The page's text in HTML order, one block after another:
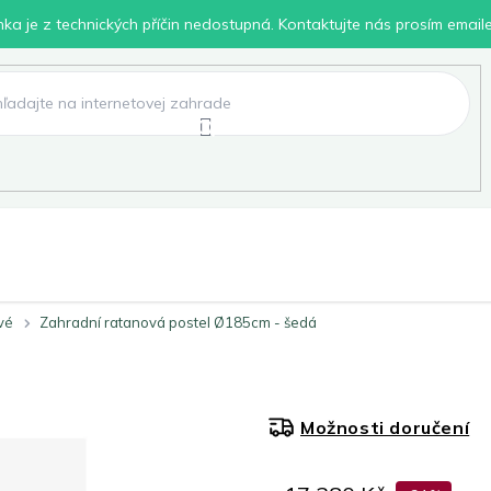
je z technických příčin nedostupná. Kontaktujte nás prosím
Zahradní ratanová postel Ø185cm - šedá
Možnosti doručení